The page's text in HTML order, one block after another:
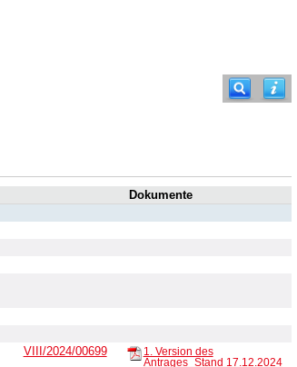
Dokumente
VIII/2024/00699
1. Version des
Antrages_Stand 17.12.2024